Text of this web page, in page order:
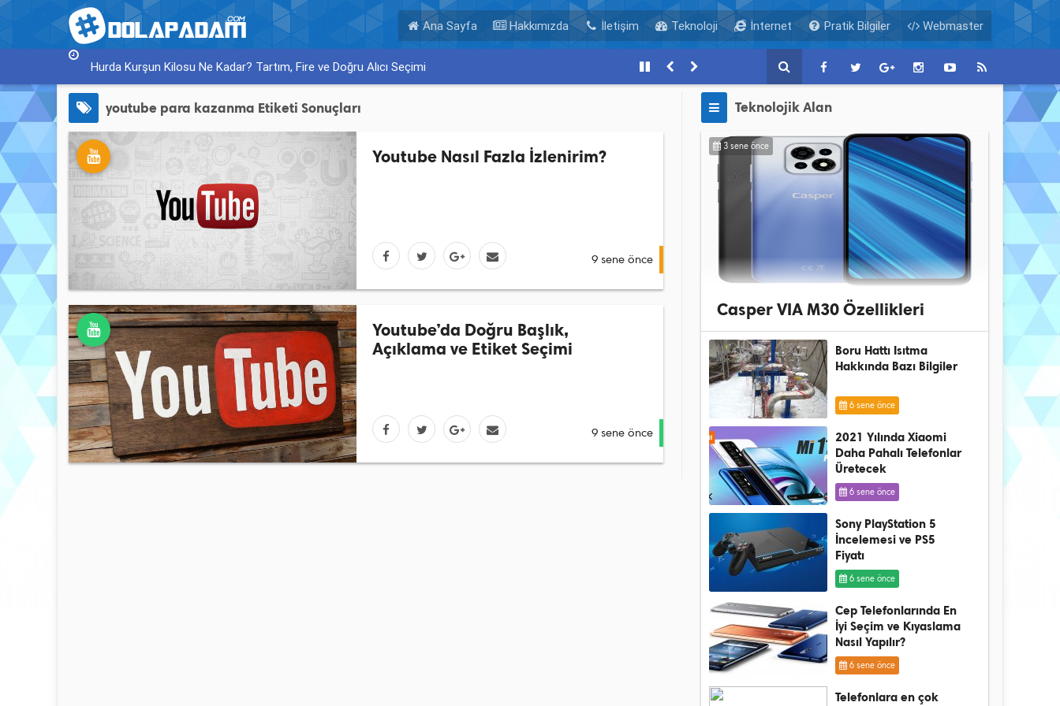
Ana Sayfa Hakkımızda İletişim Teknoloji İnternet Pratik Bilgiler Webmaster
Hurda Kurşun Kilosu Ne Kadar? Tartım, Fire ve Doğru Alıcı Seçimi
youtube para kazanma Etiketi Sonuçları
Youtube Nasıl Fazla İzlenirim?
9 sene önce
Youtube’da Doğru Başlık,
Açıklama ve Etiket Seçimi
9 sene önce
Teknolojik Alan
3 sene önce
Casper VIA M30 Özellikleri
Boru Hattı Isıtma
Hakkında Bazı Bilgiler
6 sene önce
2021 Yılında Xiaomi
Daha Pahalı Telefonlar
Üretecek
6 sene önce
Sony PlayStation 5
İncelemesi ve PS5
Fiyatı
6 sene önce
Cep Telefonlarında En
İyi Seçim ve Kıyaslama
Nasıl Yapılır?
6 sene önce
Telefonlara en çok